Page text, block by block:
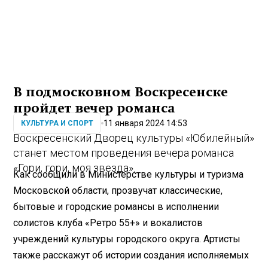
В подмосковном Воскресенске
пройдет вечер романса
КУЛЬТУРА И СПОРТ 11 января 2024 14:53
Воскресенский Дворец культуры «Юбилейный»
станет местом проведения вечера романса
«Гори, гори, моя звезда».
Как сообщили в Министерстве культуры и туризма
Московской области, прозвучат классические,
бытовые и городские романсы в исполнении
солистов клуба «Ретро 55+» и вокалистов
учреждений культуры городского округа. Артисты
также расскажут об истории создания исполняемых